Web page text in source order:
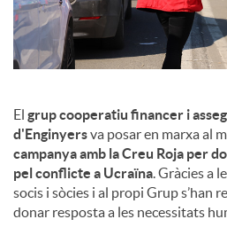
n
i
n
El grup cooperatiu financer i
d'Enginyersva posar en marxa al
campanya amb la Creu Roja per
pel conflicte a Ucraïna. Gràcies a
socis i sòcies i al propi Grup s’han
donar resposta a les necessitats